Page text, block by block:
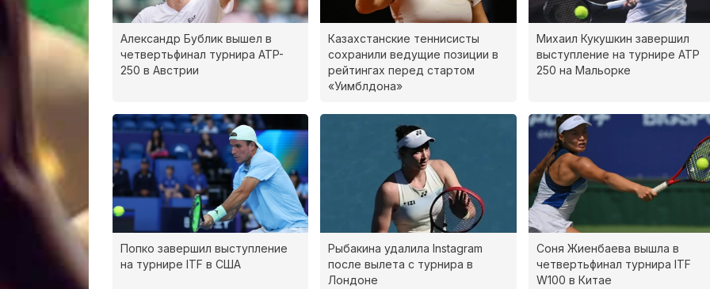
Александр Бублик вышел в
четвертьфинал турнира ATP-
250 в Австрии
Казахстанские теннисисты
сохранили ведущие позиции в
рейтингах перед стартом
«Уимблдона»
Михаил Кукушкин завершил
выступление на турнире ATP
250 на Мальорке
Попко завершил выступление
на турнире ITF в США
Рыбакина удалила Instagram
после вылета с турнира в
Лондоне
Соня Жиенбаева вышла в
четвертьфинал турнира ITF
W100 в Китае